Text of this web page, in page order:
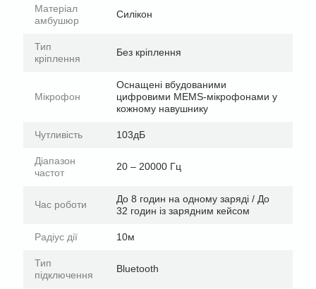
Матеріал
амбушюр
Силікон
Тип
кріплення
Без кріплення
Мікрофон
Оснащені вбудованими
цифровими MEMS-мікрофонами у
кожному навушнику
Чутливість 103дБ
Діапазон
частот
20 – 20000 Гц
Час роботи
До 8 годин на одному заряді / До
32 годин із зарядним кейсом
Радіус дії 10м
Тип
підключення
Bluetooth